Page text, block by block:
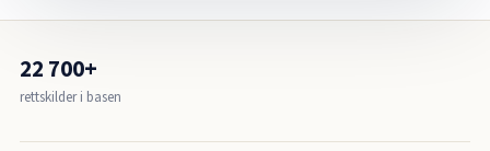
22 700+
rettskilder i basen